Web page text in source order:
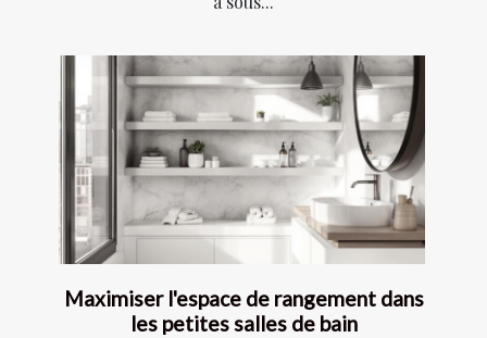
Maximiser l'espace de rangement dans
les petites salles de bain